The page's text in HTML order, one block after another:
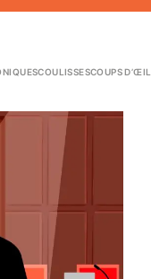
COULISSESCOUPS D’ŒIL